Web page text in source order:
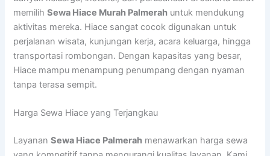
memilihSewa Hiace Murah Palmerah untuk mendukung
aktivitas mereka. Hiace sangat cocok digunakan untuk
perjalanan wisata, kunjungan kerja, acara keluarga, hingga
transportasi rombongan. Dengan kapasitas yang besar,
Hiace mampu menampung penumpang dengan nyaman
tanpa terasa sempit.
Harga Sewa Hiace yang Terjangkau
LayananSewa Hiace Palmerah menawarkan harga sewa